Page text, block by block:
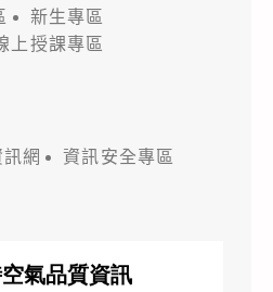
新生專區
上授課專區
網
資訊安全專區